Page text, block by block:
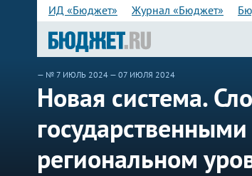
ИД «Бюджет» Журнал «Бюджет»
— № 7 ИЮЛЬ 2024 — 07 ИЮЛЯ 2024
Новая система.
региональном